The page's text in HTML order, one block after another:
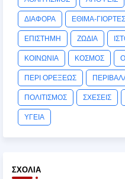
ΔΙΑΦΟΡΑ ΕΘΙΜΑ-ΓΙΟΡΤΕΣ
ΕΠΙΣΤΗΜΗ ΖΩΔΙΑ
ΚΟΙΝΩΝΙΑ ΚΟΣΜΟΣ
ΠΕΡΙ ΟΡΕΞΕΩΣ
ΠΟΛΙΤΙΣΜΟΣ ΣΧΕΣΕΙΣ
ΥΓΕΙΑ
ΣΧΌΛΙΑ